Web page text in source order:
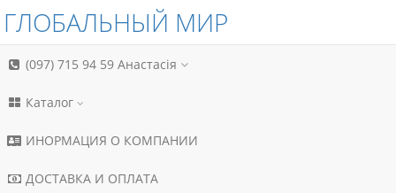
ГЛОБАЛЬНЫЙ МИР
(097) 715 94 59 Анастасія
Каталог
ИНОРМАЦИЯ О КОМПАНИИ
ДОСТАВКА И ОПЛАТА